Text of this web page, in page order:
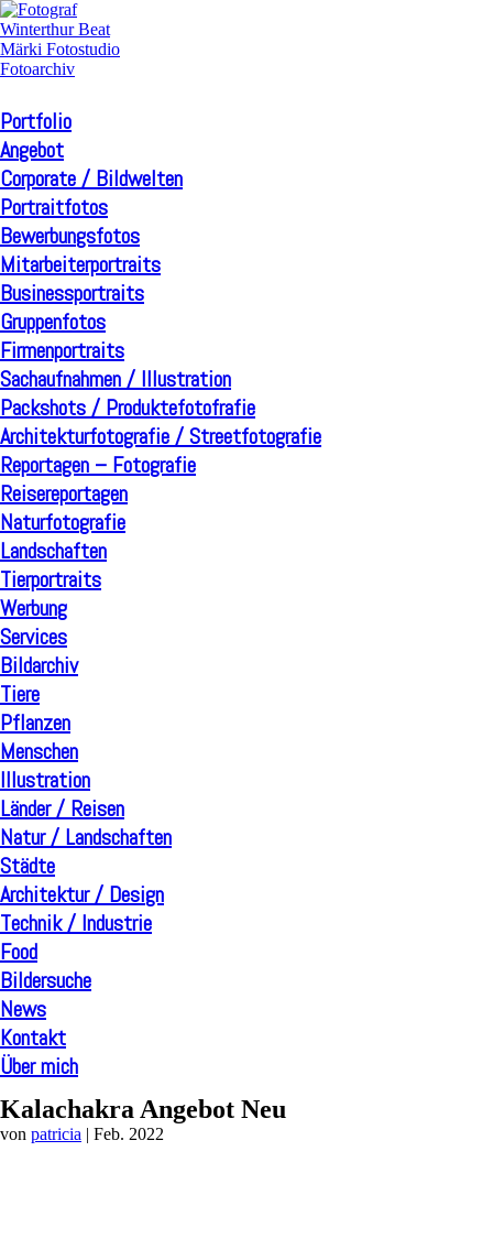
Portfolio
Angebot
Corporate / Bildwelten
Portraitfotos
Bewerbungsfotos
Mitarbeiterportraits
Businessportraits
Gruppenfotos
Firmenportraits
Sachaufnahmen / Illustration
Packshots / Produktefotofrafie
Architekturfotografie / Streetfotografie
Reportagen – Fotografie
Reisereportagen
Naturfotografie
Landschaften
Tierportraits
Werbung
Services
Bildarchiv
Tiere
Pflanzen
Menschen
Illustration
Länder / Reisen
Natur / Landschaften
Städte
Architektur / Design
Technik / Industrie
Food
Bildersuche
News
Kontakt
Über mich
Kalachakra Angebot Neu
von patricia | Feb. 2022